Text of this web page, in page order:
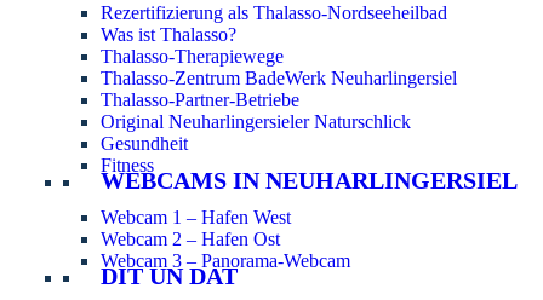
Rezertifizierung als Thalasso-Nordseeheilbad
Was ist Thalasso?
Thalasso-Therapiewege
Thalasso-Zentrum BadeWerk Neuharlingersiel
Thalasso-Partner-Betriebe
Original Neuharlingersieler Naturschlick
Gesundheit
Fitness
WEBCAMS IN NEUHARLINGERSIEL
Webcam 1 – Hafen West
Webcam 2 – Hafen Ost
Webcam 3 – Panorama-Webcam
DIT UN DAT